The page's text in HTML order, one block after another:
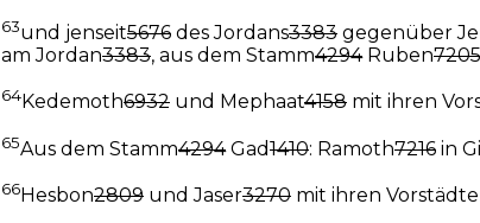
63und jenseit5676 des Jordans3383 gegenüber
am Jordan3383, aus dem Stamm4294Ruben7205
64Kedemoth6932 und Mephaat4158 mit ihren
65Aus dem Stamm4294Gad1410: Ramoth7216 in
66Hesbon2809 und Jaser3270 mit ihren